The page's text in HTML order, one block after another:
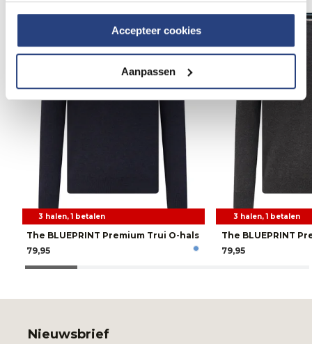
Accepteer cookies
Aanpassen
3 halen, 1 betalen
The BLUEPRINT Premium Trui O-hals
79,95
3 halen, 1 betalen
The BLUEPRINT
79,95
Nieuwsbrief